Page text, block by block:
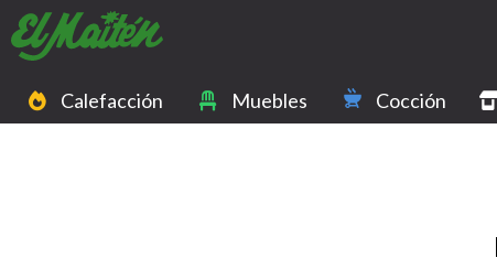
Calefacción Muebles Cocción